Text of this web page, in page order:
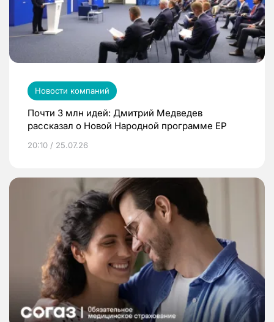
Новости компаний
Почти 3 млн идей: Дмитрий Медведев
рассказал о Новой Народной программе ЕР
20:10 / 25.07.26